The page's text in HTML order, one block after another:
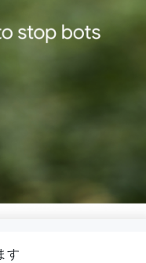
す